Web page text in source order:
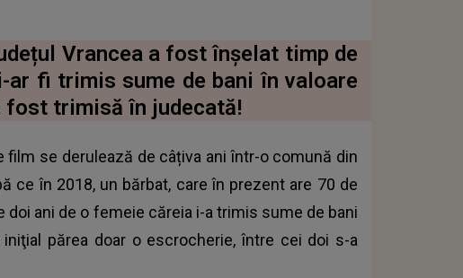
Vrancea a fost înșelat timp de
fi trimis sume de bani în valoare
fost trimisă în judecată!
film se derulează de câțiva ani într-o comună din
ce în 2018, un bărbat, care în prezent are 70 de
doi ani de o femeie căreia i-a trimis sume de bani
părea doar o escrocherie, între cei doi s-a